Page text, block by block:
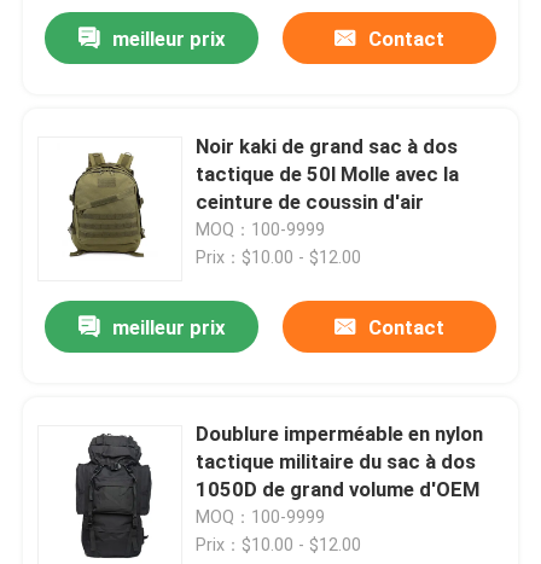
meilleur prix Contact
Noir kaki de grand sac à dos
tactique de 50l Molle avec la
ceinture de coussin d'air
MOQ：100-9999
Prix：$10.00 - $12.00
meilleur prix Contact
Doublure imperméable en nylon
tactique militaire du sac à dos
1050D de grand volume d'OEM
MOQ：100-9999
Prix：$10.00 - $12.00